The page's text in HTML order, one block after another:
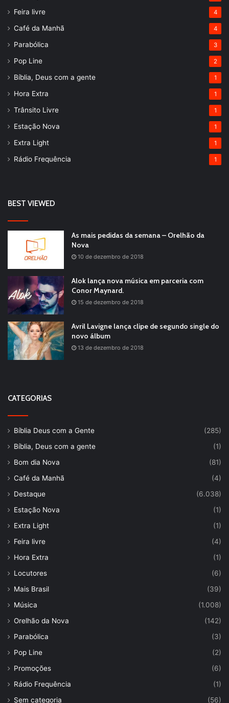
Feira livre 4
Café da Manhã 4
Parabólica 3
Pop Line 2
Bíblia, Deus com a gente 1
Hora Extra 1
Trânsito Livre 1
Estação Nova 1
Extra Light 1
Rádio Frequência 1
BEST VIEWED
As mais pedidas da semana – Orelhão da
Nova
10 de dezembro de 2018
Alok lança nova música em parceria com
Conor Maynard.
15 de dezembro de 2018
Avril Lavigne lança clipe de segundo single do
novo álbum
13 de dezembro de 2018
CATEGORIAS
Bíblia Deus com a Gente
(285)
Bíblia, Deus com a gente
(1)
Bom dia Nova
(81)
Café da Manhã
(4)
Destaque
(6.038)
Estação Nova
(1)
Extra Light
(1)
Feira livre
(4)
Hora Extra
(1)
Locutores
(6)
Mais Brasil
(39)
Música
(1.008)
Orelhão da Nova
(142)
Parabólica
(3)
Pop Line
(2)
Promoções
(6)
Rádio Frequência
(1)
Sem categoria
(56)